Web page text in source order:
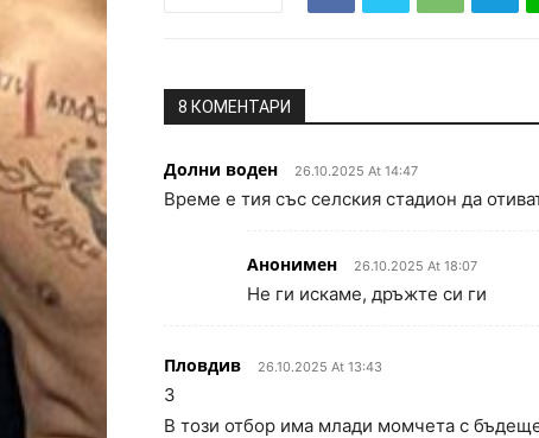
8 КОМЕНТАРИ
Долни воден 26.10.2025 At 14:47
Време е тия със селския стадион да
Анонимен 26.10.2025 At 18:07
Не ги искаме, дръжте си ги
Пловдив 26.10.2025 At 13:43
3
В този отбор има млади момчета с бъдеще